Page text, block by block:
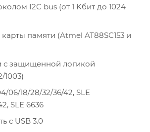
I2C bus (от 1 Kбит до 1024
памяти (Atmel AT88SC153 и
с защищенной логикой
1003)
06/18/28/32/36/42, SLE
SLE 6636
с USB 3.0